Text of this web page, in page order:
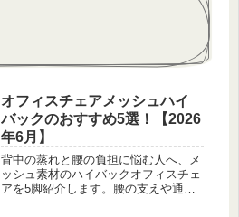
オフィスチェアメッシュハイ
バックのおすすめ5選！【2026
年6月】
背中の蒸れと腰の負担に悩む人へ、メ
ッシュ素材のハイバックオフィスチェ
アを5脚紹介します。腰の支えや通気